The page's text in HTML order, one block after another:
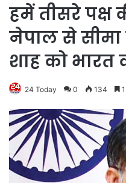
हमें तीसरे पक्ष
नेपाल से सीमा
शाह को भारत
24 Today 0 134